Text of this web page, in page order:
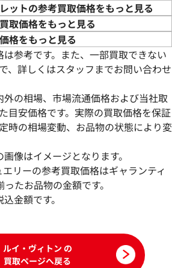
ブレスレット
ルイヴィトン ブ
参考買取価格
ットの参考買取価格をもっと見る
取価格をもっと見る
格をもっと見る
参考です。また、一部買取できない
、詳しくはスタッフまでお問い合わせ
の相場、市場流通価格および当社取
目安価格です。実際の買取価格を保証
時の相場変動、お品物の状態により変
像はイメージとなります。
リーの参考買取価格はギャランティ
たお品物の金額です。
金額です。
ルイ・ヴィトン の
買取ページへ戻る